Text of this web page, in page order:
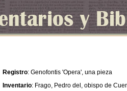
Registro: Genofontis 'Opera', una pieza
Inventario: Frago, Pedro del, obispo de